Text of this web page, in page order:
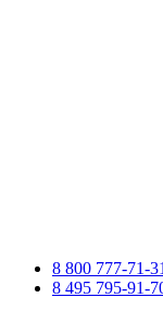
8 800 777-71-31
8 495 795-91-